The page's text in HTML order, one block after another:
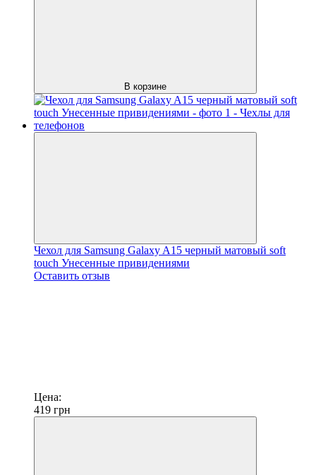
В корзине
Чехол для Samsung Galaxy A15 черный матовый soft
touch Унесенные привидениями
Оставить отзыв
Цена:
419 грн